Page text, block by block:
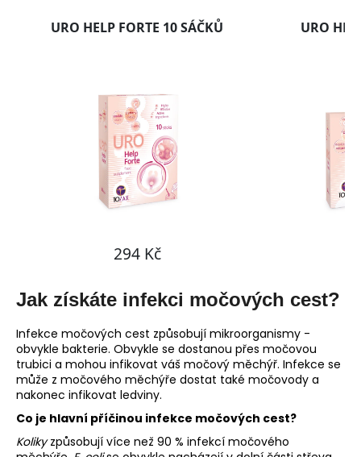
Jak získáte infekci močových cest?
Infekce močových cest způsobují mikroorganismy -
obvykle bakterie. Obvykle se dostanou přes močovou
trubici a mohou infikovat váš močový měchýř. Infekce se
může z močového měchýře dostat také močovody a
nakonec infikovat ledviny.
Co je hlavní příčinou infekce močových cest?
Kolikyzpůsobují více než 90 % infekcí močového